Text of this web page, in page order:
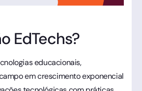
EdTechs?
educacionais,
em crescimento exponencial